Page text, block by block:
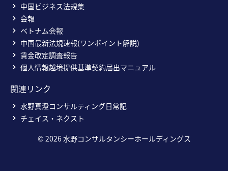
中国ビジネス法規集
会報
ベトナム会報
中国最新法規速報(ワンポイント解説)
賃金改定調査報告
個人情報越境提供基準契約届出マニュアル
関連リンク
水野真澄コンサルティング日常記
チェイス・ネクスト
© 2026水野コンサルタンシーホールディングス